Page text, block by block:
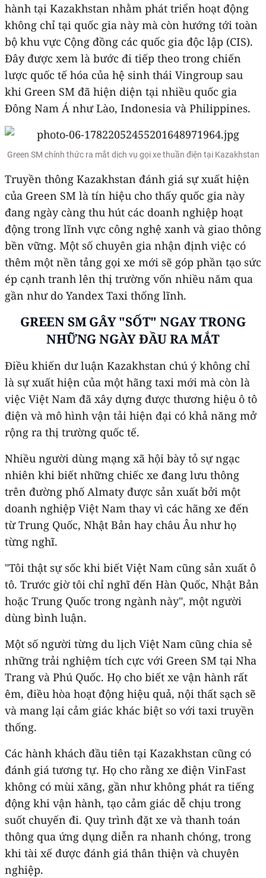
hành tại Kazakhstan nhằm phát triển hoạt động
không chỉ tại quốc gia này mà còn hướng tới toàn
bộ khu vực Cộng đồng các quốc gia độc lập (CIS).
Đây được xem là bước đi tiếp theo trong chiến
lược quốc tế hóa của hệ sinh thái Vingroup sau
khi Green SM đã hiện diện tại nhiều quốc gia
Đông Nam Á như Lào, Indonesia và Philippines.
Green SM chính thức ra mắt dịch vụ gọi xe thuần điện tại Kazakhstan
Truyền thông Kazakhstan đánh giá sự xuất hiện
của Green SM là tín hiệu cho thấy quốc gia này
đang ngày càng thu hút các doanh nghiệp hoạt
động trong lĩnh vực công nghệ xanh và giao thông
bền vững. Một số chuyên gia nhận định việc có
thêm một nền tảng gọi xe mới sẽ góp phần tạo sức
ép cạnh tranh lên thị trường vốn nhiều năm qua
gần như do Yandex Taxi thống lĩnh.
GREEN SM GÂY "SỐT" NGAY TRONG
NHỮNG NGÀY ĐẦU RA MẮT
Điều khiến dư luận Kazakhstan chú ý không chỉ
là sự xuất hiện của một hãng taxi mới mà còn là
việc Việt Nam đã xây dựng được thương hiệu ô tô
điện và mô hình vận tải hiện đại có khả năng mở
rộng ra thị trường quốc tế.
Nhiều người dùng mạng xã hội bày tỏ sự ngạc
nhiên khi biết những chiếc xe đang lưu thông
trên đường phố Almaty được sản xuất bởi một
doanh nghiệp Việt Nam thay vì các hãng xe đến
từ Trung Quốc, Nhật Bản hay châu Âu như họ
từng nghĩ.
"Tôi thật sự sốc khi biết Việt Nam cũng sản xuất ô
tô. Trước giờ tôi chỉ nghĩ đến Hàn Quốc, Nhật Bản
hoặc Trung Quốc trong ngành này", một người
dùng bình luận.
Một số người từng du lịch Việt Nam cũng chia sẻ
những trải nghiệm tích cực với Green SM tại Nha
Trang và Phú Quốc. Họ cho biết xe vận hành rất
êm, điều hòa hoạt động hiệu quả, nội thất sạch sẽ
và mang lại cảm giác khác biệt so với taxi truyền
thống.
Các hành khách đầu tiên tại Kazakhstan cũng có
đánh giá tương tự. Họ cho rằng xe điện VinFast
không có mùi xăng, gần như không phát ra tiếng
động khi vận hành, tạo cảm giác dễ chịu trong
suốt chuyến đi. Quy trình đặt xe và thanh toán
thông qua ứng dụng diễn ra nhanh chóng, trong
khi tài xế được đánh giá thân thiện và chuyên
nghiệp.